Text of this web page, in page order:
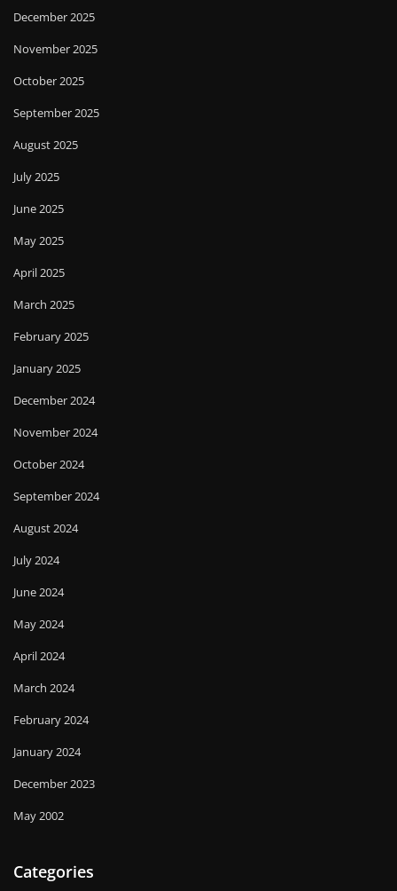
December 2025
November 2025
October 2025
September 2025
August 2025
July 2025
June 2025
May 2025
April 2025
March 2025
February 2025
January 2025
December 2024
November 2024
October 2024
September 2024
August 2024
July 2024
June 2024
May 2024
April 2024
March 2024
February 2024
January 2024
December 2023
May 2002
Categories